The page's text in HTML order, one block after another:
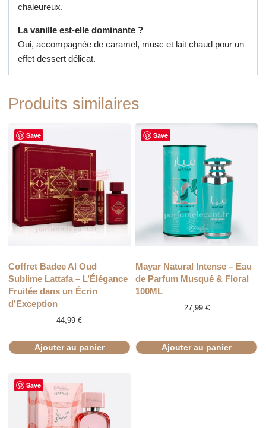
chaleureux.
La vanille est-elle dominante ?
Oui, accompagnée de caramel, musc et lait chaud pour un
effet dessert délicat.
Produits similaires
Save
Coffret Badee Al Oud
Sublime Lattafa – L’Élégance
Fruitée dans un Écrin
d’Exception
44,99€
Ajouter au panier
Save
Mayar Natural Intense – Eau
de Parfum Musqué & Floral
100ML
27,99 €
Ajouter au panier
Save